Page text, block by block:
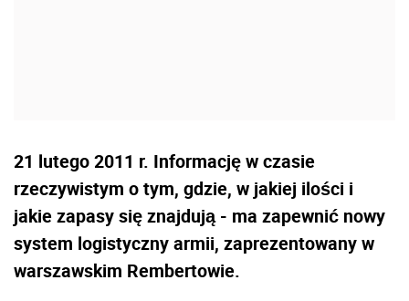
21 lutego 2011 r. Informację w czasie
rzeczywistym o tym, gdzie, w jakiej ilości i
jakie zapasy się znajdują - ma zapewnić nowy
system logistyczny armii, zaprezentowany w
warszawskim Rembertowie.